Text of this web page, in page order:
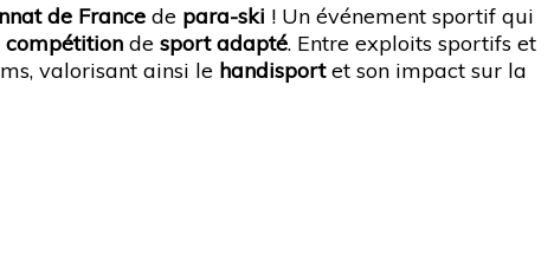
de France de para-ski ! Un événement sportif qui
compétition de sport adapté. Entre exploits sportifs et
valorisant ainsi le handisportet son impact sur la